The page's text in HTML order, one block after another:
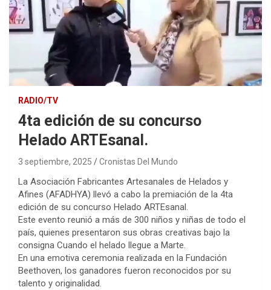
RADIO/TV
4ta edición de su concurso
Helado ARTEsanal.
3 septiembre, 2025 Cronistas Del Mundo
La Asociación Fabricantes Artesanales de Helados y
Afines (AFADHYA) llevó a cabo la premiación de la 4ta
edición de su concurso Helado ARTEsanal.
Este evento reunió a más de 300 niños y niñas de todo el
país, quienes presentaron sus obras creativas bajo la
consigna Cuando el helado llegue a Marte.
En una emotiva ceremonia realizada en la Fundación
Beethoven, los ganadores fueron reconocidos por su
talento y originalidad.